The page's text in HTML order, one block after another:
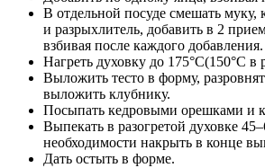
В отдельной посуде смешать муку,
и разрыхлитель, добавить в 2
взбивая после каждого добавления.
Нагреть духовку до 175°C(150°C в
Выложить тесто в форму,
выложить клубнику.
Посыпать кедровыми орешками и
Выпекать в разогретой духовке
необходимости накрыть в конце
Дать остыть в форме.